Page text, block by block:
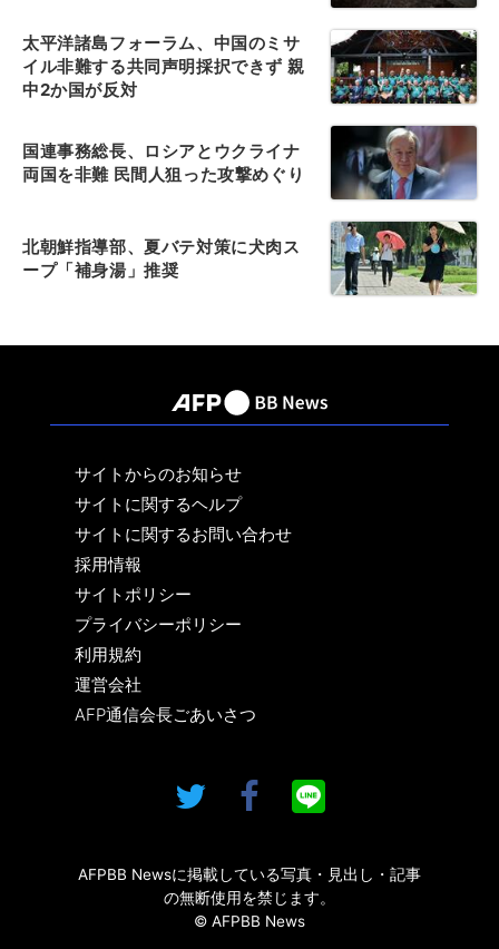
太平洋諸島フォーラム、中国のミサ
イル非難する共同声明採択できず 親
中2か国が反対
国連事務総長、ロシアとウクライナ
両国を非難 民間人狙った攻撃めぐり
北朝鮮指導部、夏バテ対策に犬肉ス
ープ「補身湯」推奨
サイトからのお知らせ
サイトに関するヘルプ
サイトに関するお問い合わせ
採用情報
サイトポリシー
プライバシーポリシー
利用規約
運営会社
AFP通信会長ごあいさつ
AFPBB Newsに掲載している写真・見出し・記事
の無断使用を禁じます。
© AFPBB News